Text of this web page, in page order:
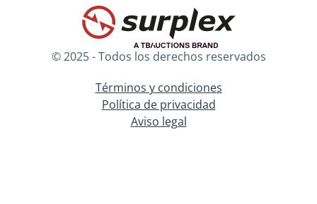
© 2025 - Todos los derechos reservados
Términos y condiciones
Política de privacidad
Aviso legal